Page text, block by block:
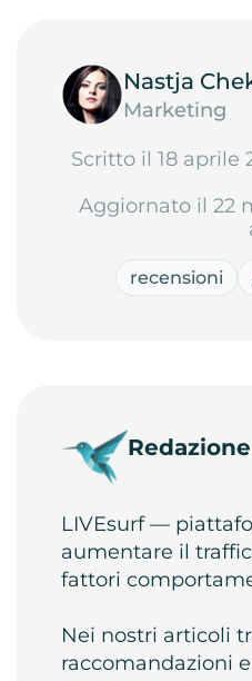
Nastja
Marketing
Scritto il 18 aprile
Aggiornato il 22
recensioni
LIVEsurf —
aumentare il
fattori
Nei nostri articoli
raccomandazioni